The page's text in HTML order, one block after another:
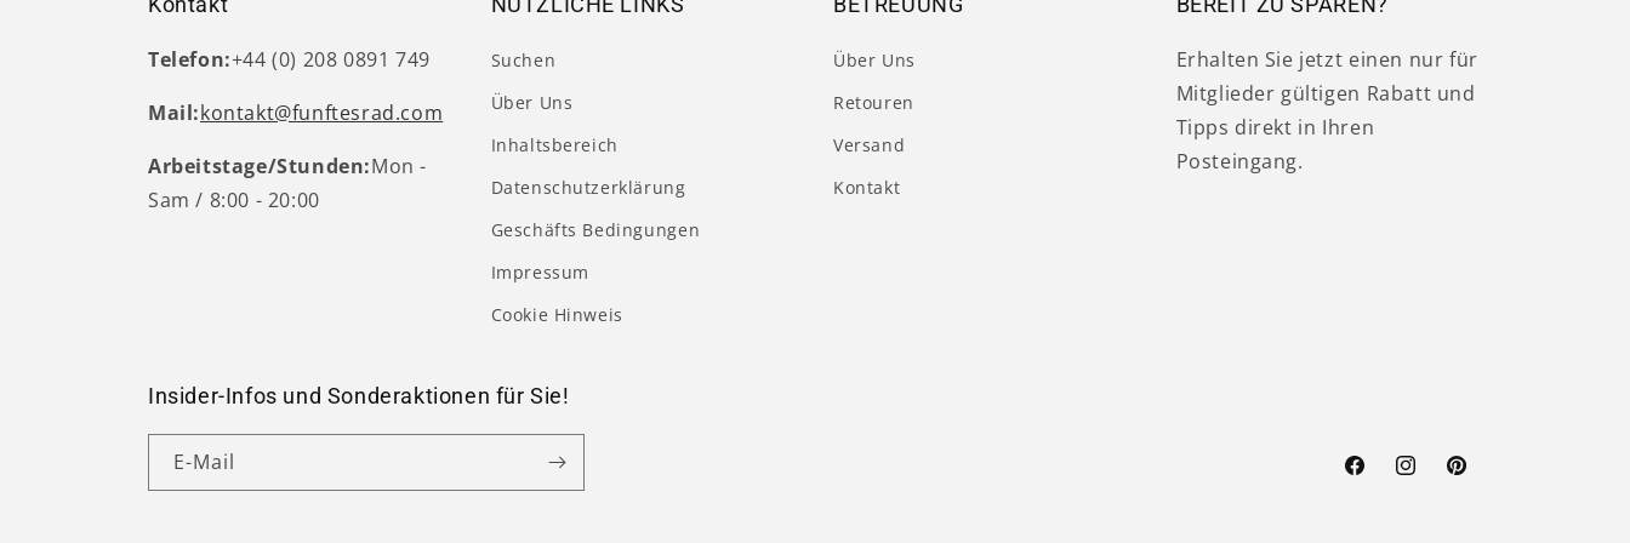
Telefon:+44 (0) 208 0891 749
Mail:kontakt@funftesrad.com
Arbeitstage/Stunden:Mon -
Sam / 8:00 - 20:00
Suchen
Über Uns
Inhaltsbereich
Datenschutzerklärung
Geschäfts Bedingungen
Impressum
Cookie Hinweis
Über Uns
Retouren
Versand
Kontakt
Erhalten Sie jetzt einen nur für
Mitglieder gültigen Rabatt und
Tipps direkt in Ihren
Posteingang.
Insider-Infos und Sonderaktionen für Sie!
E-Mail
FacebookInstagramPinterest